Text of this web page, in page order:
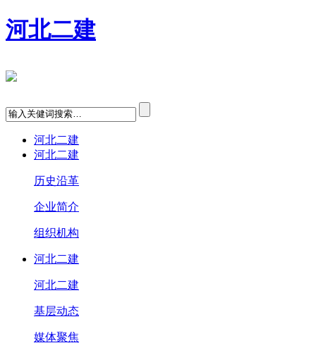
河北二建
河北二建
河北二建
历史沿革
企业简介
组织机构
河北二建
河北二建
基层动态
媒体聚焦